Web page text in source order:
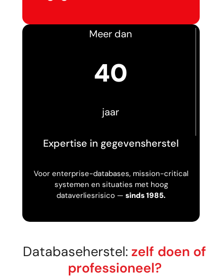
Meer dan
40
jaar
Expertise in gegevensherstel
Voor enterprise-databases, mission-critical
systemen en situaties met hoog
dataverliesrisico — sinds 1985.
Databaseherstel: zelf doen of
professioneel?